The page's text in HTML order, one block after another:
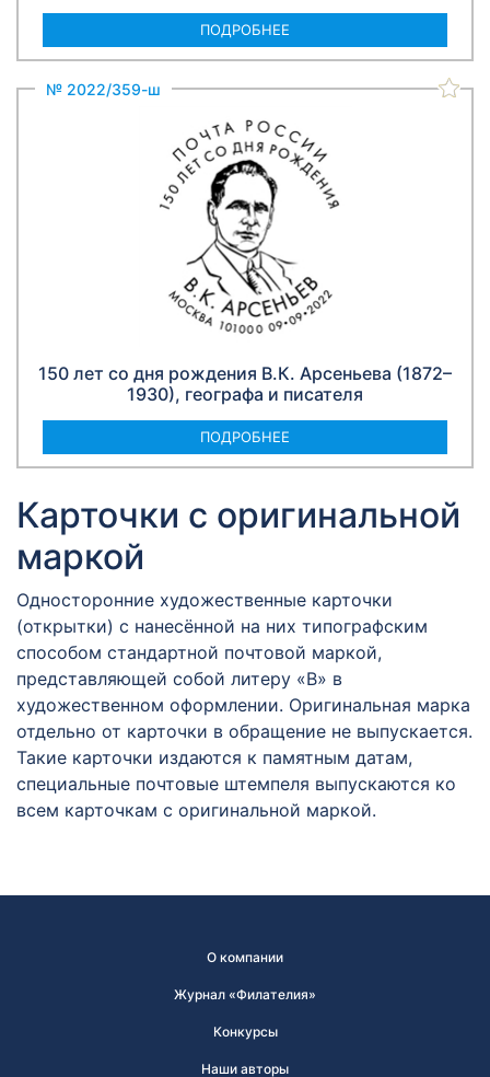
ПОДРОБНЕЕ
№ 2022/359-ш
150 лет со дня рождения В.К. Арсеньева (1872–
1930), географа и писателя
ПОДРОБНЕЕ
Карточки с оригинальной
маркой
Односторонние художественные карточки
(открытки) с нанесённой на них типографским
способом стандартной почтовой маркой,
представляющей собой литеру «В» в
художественном оформлении. Оригинальная марка
отдельно от карточки в обращение не выпускается.
Такие карточки издаются к памятным датам,
специальные почтовые штемпеля выпускаются ко
всем карточкам с оригинальной маркой.
О компании
Журнал «Филателия»
Конкурсы
Наши авторы